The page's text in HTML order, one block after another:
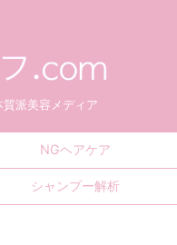
派美容メディア
NGヘアケア
シャンプー解析